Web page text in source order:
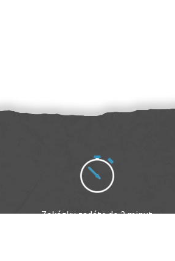
Zakázku zadáte do 2 minut